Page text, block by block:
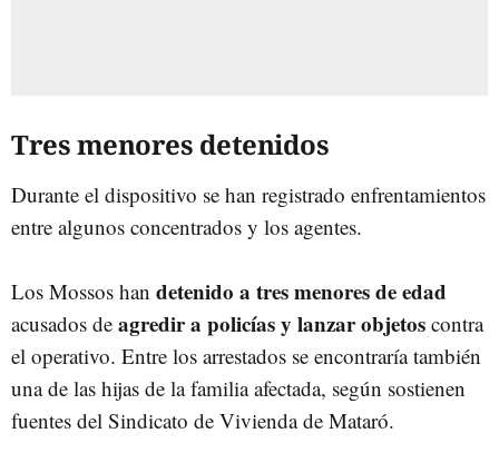
Tres menores detenidos
Durante el dispositivo se han registrado enfrentamientos
entre algunos concentrados y los agentes.
Los Mossos han detenido a tres menores de edad
acusados de agredir a policías y lanzar objetos contra
el operativo. Entre los arrestados se encontraría también
una de las hijas de la familia afectada, según sostienen
fuentes del Sindicato de Vivienda de Mataró.